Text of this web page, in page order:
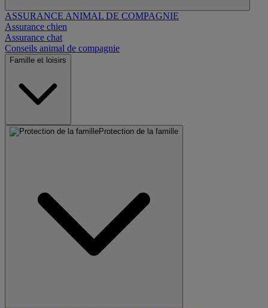
ASSURANCE ANIMAL DE COMPAGNIE
Assurance chien
Assurance chat
Conseils animal de compagnie
Famille et loisirs
Protection de la famille